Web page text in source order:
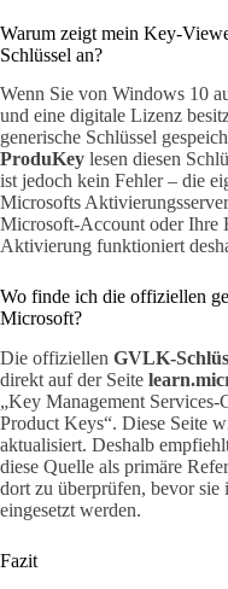
Warum zeigt mein Key-
Schlüssel an?
Wenn Sie von Windows 10
und eine digitale Lizenz
generische Schlüssel
ProduKey lesen diesen
ist jedoch kein Fehler – die
Microsofts
Microsoft-Account oder Ihre
Aktivierung funktioniert
Wo finde ich die offiziellen
Microsoft?
Die offiziellen GVLK-
direkt auf der Seite
„Key Management
Product Keys“. Diese Seite
aktualisiert. Deshalb
diese Quelle als primäre
dort zu überprüfen, bevor
eingesetzt werden.
Fazit